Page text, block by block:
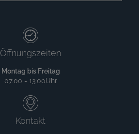
Öffnungszeiten
Montag bis Freitag
07:00 - 13:00Uhr
Kontakt